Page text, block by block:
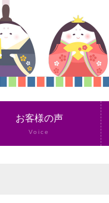
お客様の声
Voice